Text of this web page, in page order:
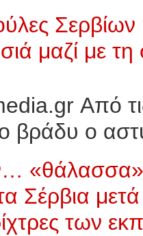
μαζί με
Από
βράδυ ο
Σέρβια
των